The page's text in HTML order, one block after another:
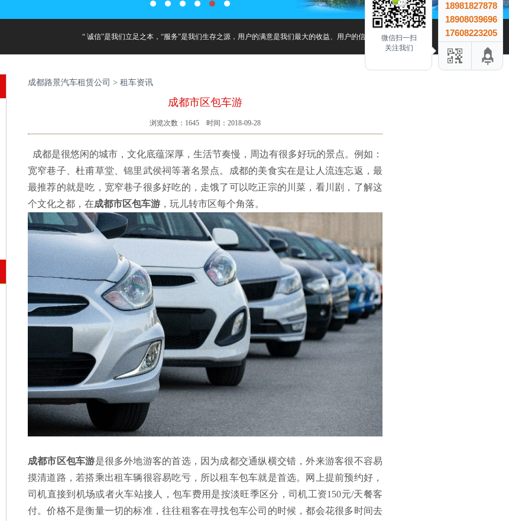
“ 诚信”是我们立足之本，“服务”是我们生存之源，用户的满意是我们最大的收益、用户的信赖是我们最大的成就.
成都路景汽车租赁公司 > 租车资讯
成都市区包车游
浏览次数： 1645 时间：2018-09-28
成都是很悠闲的城市，文化底蕴深厚，生活节奏慢，周边有很多好玩的景点。例如：
宽窄巷子、杜甫草堂、锦里武侯祠等著名景点。成都的美食实在是让人流连忘返，最
最推荐的就是吃，宽窄巷子很多好吃的，走饿了可以吃正宗的川菜，看川剧，了解这
个文化之都，在成都市区包车游 ，玩儿转市区每个角落。
成都市区包车游是很多外地游客的首选，因为成都交通纵横交错，外来游客很不容易
摸清道路，若搭乘出租车辆很容易吃亏，所以租车包车就是首选。网上提前预约好，
司机直接到机场或者火车站接人，包车费用是按淡旺季区分，司机工资150元/天餐客
付。价格不是衡量一切的标准，往往租客在寻找包车公司的时候，都会花很多时间去
18981827878
18908039696
17608223205
微信扫一扫
关注我们